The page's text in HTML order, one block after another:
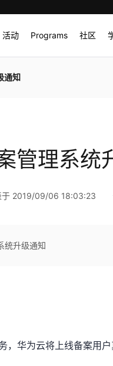
活动 Programs 社区
通知
管理系统
于 2019/09/06 18:03:23
统升级通知
，华为云将上线备案用户